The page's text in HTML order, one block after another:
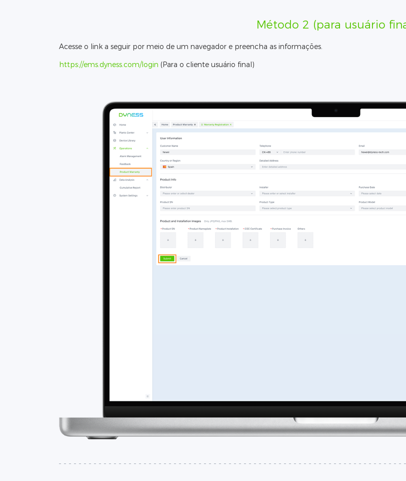
Método 2 (para usuário
Acesse o link a seguir por meio de um navegador e preencha as informações.
https://ems.dyness.com/login (Para o cliente usuário final)